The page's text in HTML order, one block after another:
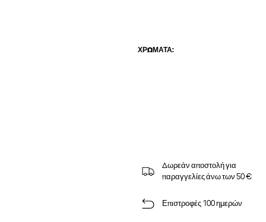
ΧΡΏΜΑΤΑ:
Δωρεάν αποστολή για
παραγγελίες άνω των 50 €
Επιστροφές 100 ημερών